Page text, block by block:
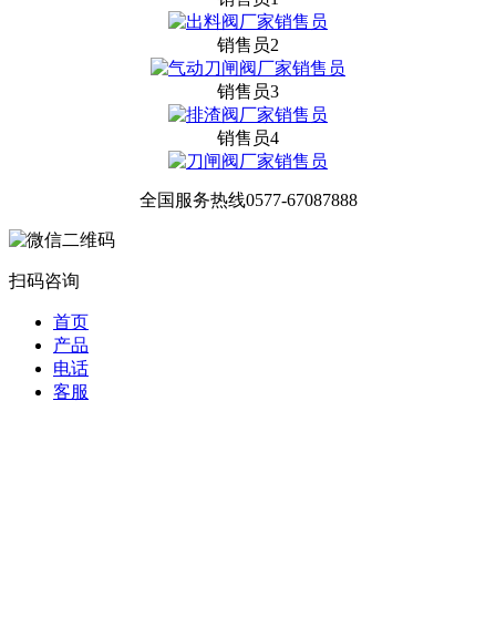
销售员2
销售员3
销售员4
全国服务热线0577-67087888
扫码咨询
首页
产品
电话
客服